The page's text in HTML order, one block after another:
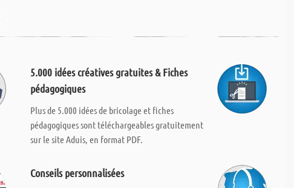
5.000 idées créatives gratuites & Fiches
pédagogiques
Plus de 5.000 idées de bricolage et fiches
pédagogiques sont téléchargeables gratuitement
sur le site Aduis, en format PDF.
Conseils personnalisées